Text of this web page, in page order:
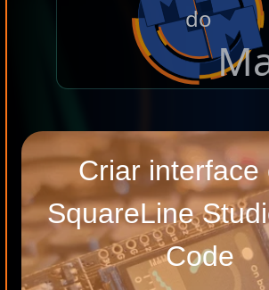
do
Criar interface
SquareLine
Code